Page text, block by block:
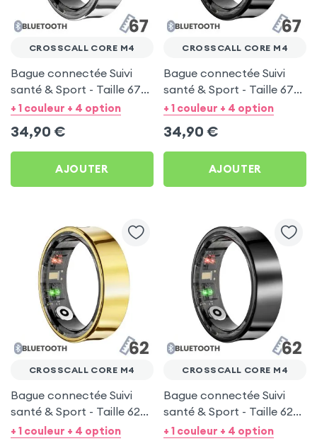
CROSSCALL CORE M4
Bague connectée Suivi
santé & Sport - Taille 67
Argent
+ 1 couleur + 4 option
34,90 €
AJOUTER
CROSSCALL CORE M4
Bague connectée Suivi
santé & Sport - Taille 67
Noir
+ 1 couleur + 4 option
34,90 €
AJOUTER
CROSSCALL CORE M4
Bague connectée Suivi
santé & Sport - Taille 62
Or
+ 1 couleur + 4 option
CROSSCALL CORE M4
Bague connectée Suivi
santé & Sport - Taille 62
Noir
+ 1 couleur + 4 option